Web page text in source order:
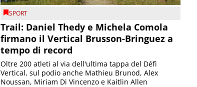
SPORT
Trail: Daniel Thedy e Michela Comola
firmano il Vertical Brusson-Bringuez a
tempo di record
Oltre 200 atleti al via dell'ultima tappa del Défì
Vertical, sul podio anche Mathieu Brunod, Alex
Noussan, Miriam Di Vincenzo e Kaitlin Allen